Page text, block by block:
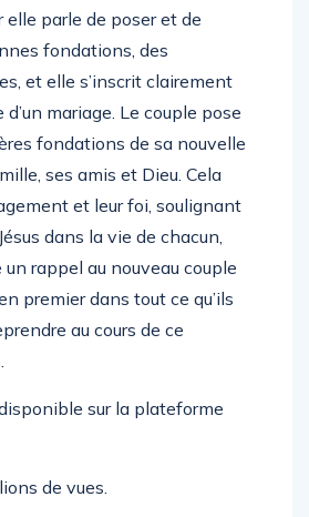
elle parle de poser et de
fondations, des
et elle s’inscrit clairement
mariage. Le couple pose
fondations de sa nouvelle
ses amis et Dieu. Cela
et leur foi, soulignant
dans la vie de chacun,
rappel au nouveau couple
premier dans tout ce qu’ils
au cours de ce
sur la plateforme
de vues.